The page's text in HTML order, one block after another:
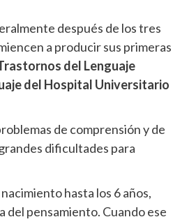
después de los tres
a producir sus primeras
del Lenguaje
del Hospital Universitario
de comprensión y de
dificultades para
hasta los 6 años,
del pensamiento. Cuando ese